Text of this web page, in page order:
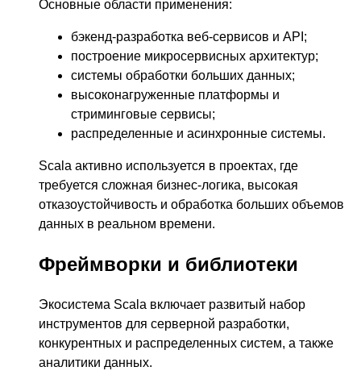
Основные области применения:
бэкенд-разработка веб-сервисов и API;
построение микросервисных архитектур;
системы обработки больших данных;
высоконагруженные платформы и
стриминговые сервисы;
распределенные и асинхронные системы.
Scala активно используется в проектах, где
требуется сложная бизнес-логика, высокая
отказоустойчивость и обработка больших объемов
данных в реальном времени.
Фреймворки и библиотеки
Экосистема Scala включает развитый набор
инструментов для серверной разработки,
конкурентных и распределенных систем, а также
аналитики данных.